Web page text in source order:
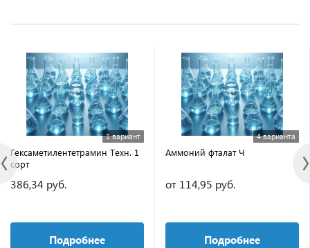
1 вариант
Гексаметилентетрамин Техн. 1
сорт
386,34 руб.
Подробнее
4 варианта
Аммоний фталат Ч
от 114,95 руб.
Подробнее